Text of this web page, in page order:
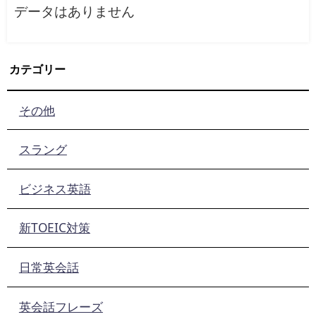
データはありません
カテゴリー
その他
スラング
ビジネス英語
新TOEIC対策
日常英会話
英会話フレーズ